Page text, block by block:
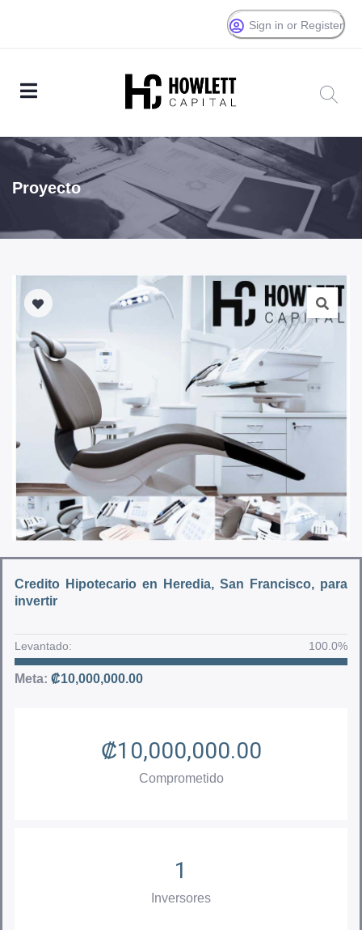
Sign in or Register
Proyecto
Credito Hipotecario en Heredia, San Francisco, para
invertir
Levantado: 100.0%
Meta: ₡10,000,000.00
₡10,000,000.00
Comprometido
1
Inversores